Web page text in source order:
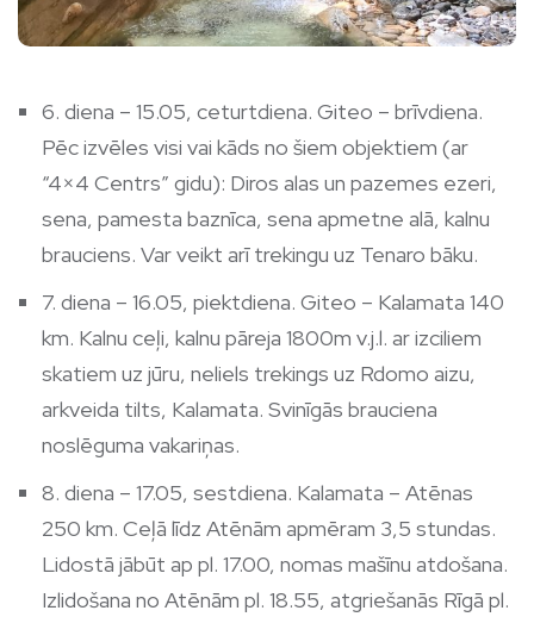
6. diena – 15.05, ceturtdiena. Giteo – brīvdiena.
Pēc izvēles visi vai kāds no šiem objektiem (ar
“4×4 Centrs” gidu): Diros alas un pazemes ezeri,
sena, pamesta baznīca, sena apmetne alā, kalnu
brauciens. Var veikt arī trekingu uz Tenaro bāku.
7. diena – 16.05, piektdiena. Giteo – Kalamata 140
km. Kalnu ceļi, kalnu pāreja 1800m v.j.l. ar izciliem
skatiem uz jūru, neliels trekings uz Rdomo aizu,
arkveida tilts, Kalamata. Svinīgās brauciena
noslēguma vakariņas.
8. diena – 17.05, sestdiena. Kalamata – Atēnas
250 km. Ceļā līdz Atēnām apmēram 3,5 stundas.
Lidostā jābūt ap pl. 17.00, nomas mašīnu atdošana.
Izlidošana no Atēnām pl. 18.55, atgriešanās Rīgā pl.